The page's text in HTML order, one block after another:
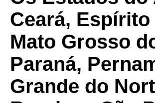
Ceará,
Mato Grosso
Paraná,
Grande do